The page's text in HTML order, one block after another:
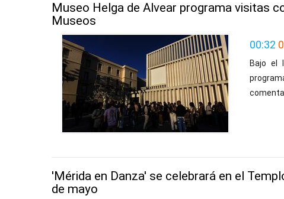
Museo Helga de Alvear programa visitas
Museos
00:32
Bajo el
'Mérida en Danza' se celebrará en el
de mayo